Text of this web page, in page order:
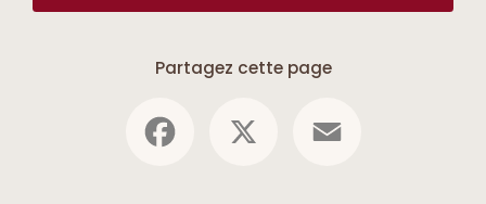
Partagez cette page